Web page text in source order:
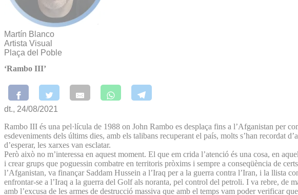
Martín Blanco
Artista Visual
Plaça del Poble
‘Rambo III’
dt., 24/08/2021
Rambo III és una pel·lícula de 1988 on John Rambo es desplaça fins a l’Afganistan per
esdeveniments dels últims dies, amb els talibans recuperant el país, molts s’han recordat
d’esperar, les xarxes van esclatar.
Però això no m’interessa en aquest moment. El que em crida l’atenció és una cosa, en
i crear grups que poguessin combatre en territoris pròxims i sempre a conseqüència de
l’Afganistan, va finançar Saddam Hussein a l’Iraq per a la guerra contra l’Iran, i la llista
enfrontar-se a l’Iraq a la guerra del Golf als noranta, pel control del petroli. I va rebre, de
amb l’excusa de les armes de destrucció massiva que amb el temps vam poder verificar